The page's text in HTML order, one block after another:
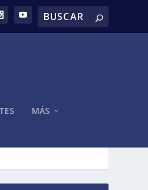
MÁS